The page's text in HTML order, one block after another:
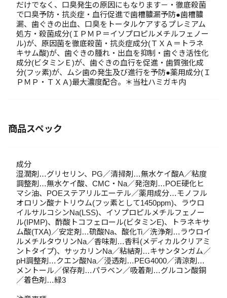
だけでなく、口臭発生の原因にもなります－・徹底殺菌
で口臭予防・抗炎症・血行促進で歯槽膿漏予防●歯槽膿
漏、歯ぐきの出血、口臭をトータルケアするプレミアム
処方・殺菌成分(ＩＰＭＰ＝イソプロピルメチルフェノー
ル)が、原因菌を徹底殺菌・抗炎症成分(ＴＸＡ＝トラネ
キサム酸)が、歯ぐきの腫れ・出血を抑制・歯ぐき活性化
成分(ビタミンＥ)が、歯ぐきの血行を促進・歯質強化成
分(フッ素)が、ムシ歯の発生及び進行を予防●薬用成分(Ｉ
ＰＭＰ・ＴＸＡ)最大濃度配合。＊当社ハミガキ内
商品スペック
成分
湿潤剤…グリセリン、PG／清掃剤…無水ケイ酸A／粘度
調整剤…無水ケイ酸、CMC・Na／発泡剤…POE硬化ヒ
マシ油、POEステアリルエーテル／薬用成分…モノフル
オロリン酸ナトリウム(フッ素として1450ppm)、ラウロ
イルサルコシンNa(LSS)、イソプロピルメチルフェノー
ル(IPMP)、酢酸トコフェロール(ビタミンE)、トラネキサ
ム酸(TXA)／安定剤…硫酸Na、酸化Ti／洗浄剤…ラウロイ
ルメチルタウリンNa／香味剤…香料(メディカルクリアミ
ントタイプ)、サッカリンNa／粘結剤…キサンタンガム／
pH調整剤…クエン酸Na／浸透剤…PEG4000／清涼剤…
メントール／保存剤…パラベン／吸着剤…グルコン酸銅
／着色剤…緑3